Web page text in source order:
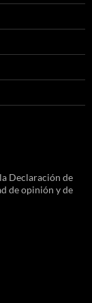
Declaración de
de opinión y de